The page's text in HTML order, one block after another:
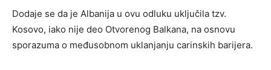
Dodaje se da je Albanija u ovu odluku uključila tzv.
Kosovo, iako nije deo Otvorenog Balkana, na osnovu
sporazuma o međusobnom uklanjanju carinskih barijera.